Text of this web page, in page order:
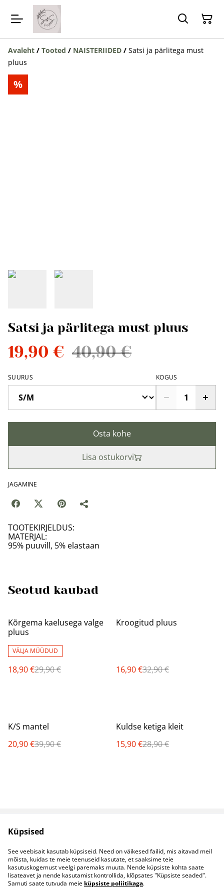
Avaleht / Tooted / NAISTERIIDED / Satsi ja pärlitega must
pluus
%
Satsi ja pärlitega must pluus
19,90 € 40,90 €
SUURUS KOGUS
Osta kohe
Lisa ostukorvi
JAGAMINE
TOOTEKIRJELDUS:
MATERJAL:
95% puuvill, 5% elastaan
Seotud kaubad
%
Kõrgema kaelusega valge
pluus
VÄLJA MÜÜDUD
18,90 €29,90 €
%
Kroogitud pluus
16,90 €32,90 €
%
K/S mantel
20,90 €39,90 €
%
Kuldse ketiga kleit
15,90 €28,90 €
Müügitingimused
Küpsised
Kontaktid
B2B koostöö
Küpsised
See veebisait kasutab küpsiseid. Need on väikesed failid, mis aitavad meil
mõista, kuidas te meie teenuseid kasutate, et saaksime teie
kasutuskogemust veelgi paremaks muuta. Nende küpsiste kohta saate
lisateavet ja nende kasutamist kontrollida, klõpsates "Küpsiste seaded".
Samuti saate tutvuda meie küpsiste poliitikaga.